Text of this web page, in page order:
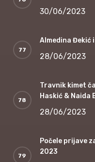
30/06/2023
Almedina Đekić i
28/06/2023
Travnik kimet
Haskić & Naida
28/06/2023
Počele prijave
2023